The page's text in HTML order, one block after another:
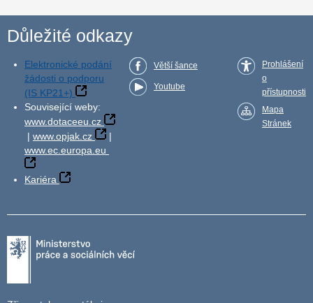
Důležité odkazy
Elektronické podání
žádosti o podporu
(IS KP21+)
Související weby:
www.dotaceeu.cz
| www.opjak.cz
|
www.ec.europa.eu
Kariéra
Větší šance
Youtube
Prohlášení
o
přístupnosti
Mapa
Stránek